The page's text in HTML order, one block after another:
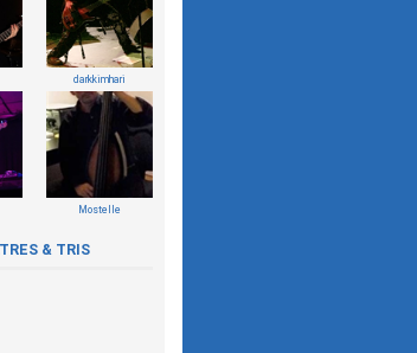
darkkimhari
Mostelle
& TRIS